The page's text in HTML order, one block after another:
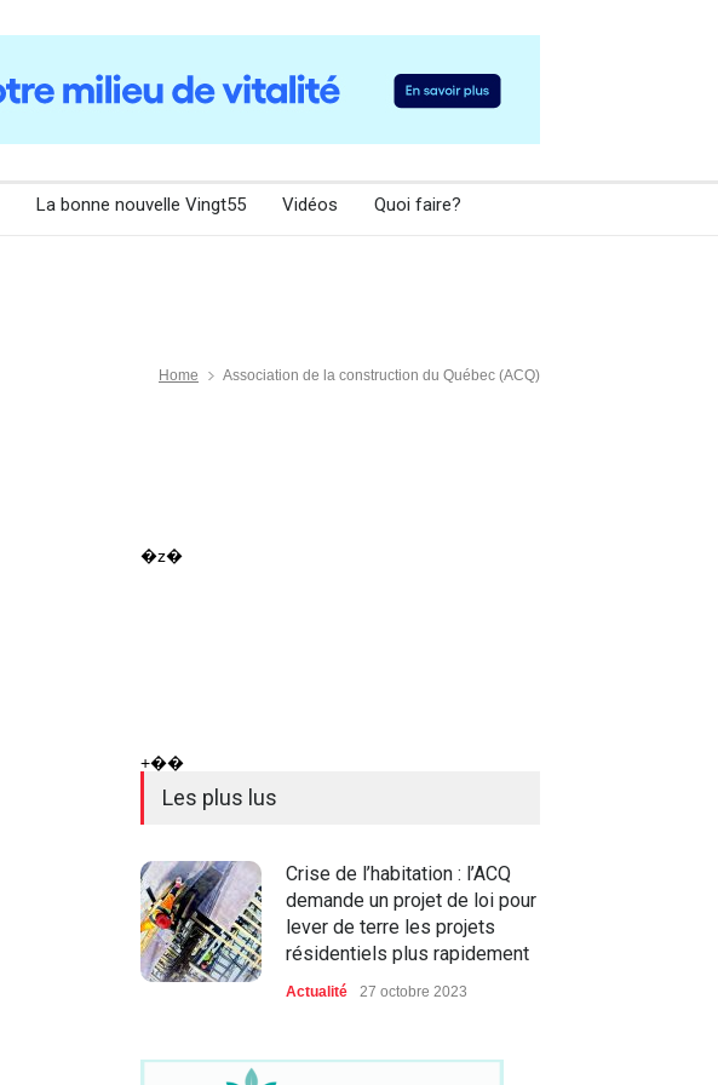
La bonne nouvelle Vingt55 Vidéos Quoi faire?
Home Association de la construction du Québec (ACQ)
�z�
+��
Les plus lus
Crise de l’habitation : l’ACQ
demande un projet de loi pour
lever de terre les projets
résidentiels plus rapidement
Actualité 27 octobre 2023